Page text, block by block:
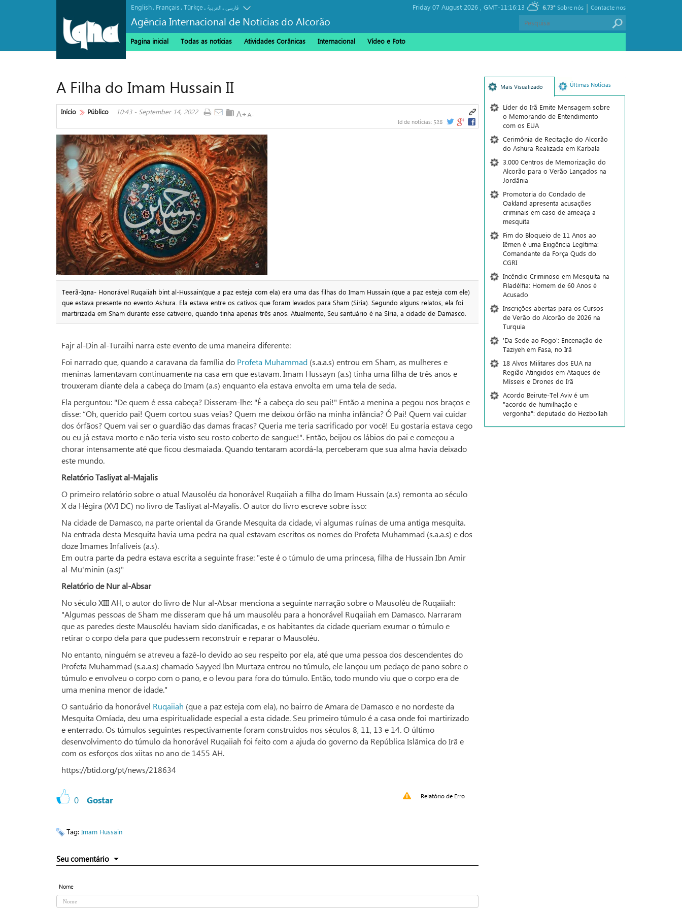
English. Français.Türkçe. العربیة.فارسی
Agência Internacional de Notícias do Alcorão
Friday 07 August 2026 , GMT-11:16:13 6.73° Contacte nos
|
Sobre nós
Pagina inicial Todas as notícias Atividades Corânicas Internacional Vídeo e Foto
A Filha do Imam Hussain II
Início Público 10:43 - September 14, 2022
Id de notícias: 528
Teerã-Iqna- Honorável Ruqaiiah bint al-Hussain(que a paz esteja com ela) era uma das filhas do Imam Hussain (que a paz esteja com ele)
que estava presente no evento Ashura. Ela estava entre os cativos que foram levados para Sham (Síria). Segundo alguns relatos, ela foi
martirizada em Sham durante esse cativeiro, quando tinha apenas três anos. Atualmente, Seu santuário é na Síria, a cidade de Damasco.
Fajr al-Din al-Turaihi narra este evento de uma maneira diferente:
Foi narrado que, quando a caravana da família do Profeta Muhammad (s.a.a.s) entrou em Sham, as mulheres e
meninas lamentavam continuamente na casa em que estavam. Imam Hussayn (a.s) tinha uma filha de três anos e
trouxeram diante dela a cabeça do Imam (a.s) enquanto ela estava envolta em uma tela de seda.
Ela perguntou: "De quem é essa cabeça? Disseram-lhe: "É a cabeça do seu pai!" Então a menina a pegou nos braços e
disse: “Oh, querido pai! Quem cortou suas veias? Quem me deixou órfão na minha infância? Ó Pai! Quem vai cuidar
dos órfãos? Quem vai ser o guardião das damas fracas? Queria me teria sacrificado por você! Eu gostaria estava cego
ou eu já estava morto e não teria visto seu rosto coberto de sangue!". Então, beijou os lábios do pai e começou a
chorar intensamente até que ficou desmaiada. Quando tentaram acordá-la, perceberam que sua alma havia deixado
este mundo.
Relatório Tasliyat al-Majalis
O primeiro relatório sobre o atual Mausoléu da honorável Ruqaiiah a filha do Imam Hussain (a.s) remonta ao século
X da Hégira (XVI DC) no livro de Tasliyat al-Mayalis. O autor do livro escreve sobre isso:
Na cidade de Damasco, na parte oriental da Grande Mesquita da cidade, vi algumas ruínas de uma antiga mesquita.
Na entrada desta Mesquita havia uma pedra na qual estavam escritos os nomes do Profeta Muhammad (s.a.a.s) e dos
doze Imames Infalíveis (a.s).
Em outra parte da pedra estava escrita a seguinte frase: "este é o túmulo de uma princesa, filha de Hussain Ibn Amir
al-Mu'minin (a.s)"
Relatório de Nur al-Absar
No século XIII AH, o autor do livro de Nur al-Absar menciona a seguinte narração sobre o Mausoléu de Ruqaiiah:
"Algumas pessoas de Sham me disseram que há um mausoléu para a honorável Ruqaiiah em Damasco. Narraram
que as paredes deste Mausoléu haviam sido danificadas, e os habitantes da cidade queriam exumar o túmulo e
retirar o corpo dela para que pudessem reconstruir e reparar o Mausoléu.
No entanto, ninguém se atreveu a fazê-lo devido ao seu respeito por ela, até que uma pessoa dos descendentes do
Profeta Muhammad (s.a.a.s) chamado Sayyed Ibn Murtaza entrou no túmulo, ele lançou um pedaço de pano sobre o
túmulo e envolveu o corpo com o pano, e o levou para fora do túmulo. Então, todo mundo viu que o corpo era de
uma menina menor de idade."
O santuário da honorável Ruqaiiah (que a paz esteja com ela), no bairro de Amara de Damasco e no nordeste da
Mesquita Omíada, deu uma espiritualidade especial a esta cidade. Seu primeiro túmulo é a casa onde foi martirizado
e enterrado. Os túmulos seguintes respectivamente foram construídos nos séculos 8, 11, 13 e 14. O último
desenvolvimento do túmulo da honorável Ruqaiiah foi feito com a ajuda do governo da República Islâmica do Irã e
com os esforços dos xiitas no ano de 1455 AH.
https://btid.org/pt/news/218634
0 Gostar Relatório de Erro
Tag: Imam Hussain
Seu comentário
Nome
Mais Visualizado Últimas Notícias
Líder do Irã Emite Mensagem sobre
o Memorando de Entendimento
com os EUA
Cerimônia de Recitação do Alcorão
do Ashura Realizada em Karbala
3.000 Centros de Memorização do
Alcorão para o Verão Lançados na
Jordânia
Promotoria do Condado de
Oakland apresenta acusações
criminais em caso de ameaça a
mesquita
Fim do Bloqueio de 11 Anos ao
Iêmen é uma Exigência Legítima:
Comandante da Força Quds do
CGRI
Incêndio Criminoso em Mesquita na
Filadélfia: Homem de 60 Anos é
Acusado
Inscrições abertas para os Cursos
de Verão do Alcorão de 2026 na
Turquia
'Da Sede ao Fogo': Encenação de
Taziyeh em Fasa, no Irã
18 Alvos Militares dos EUA na
Região Atingidos em Ataques de
Mísseis e Drones do Irã
Acordo Beirute-Tel Aviv é um
"acordo de humilhação e
vergonha": deputado do Hezbollah